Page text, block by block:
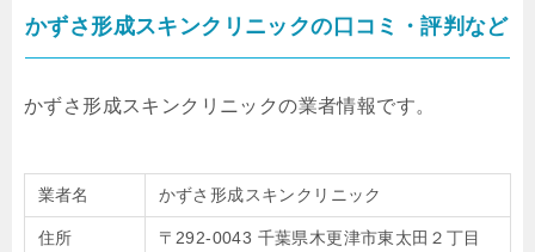
かずさ形成スキンクリニックの口コミ・評判など
かずさ形成スキンクリニックの業者情報です。
業者名 かずさ形成スキンクリニック
住所
〒292-0043 千葉県木更津市東太田２丁目